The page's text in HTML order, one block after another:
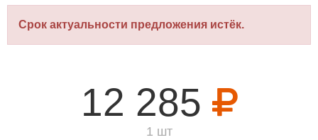
Срок актуальности предложения истёк.
12 285
1 шт